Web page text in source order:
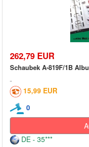
262,79 EUR
Schaubek A-819F/1B
15,99 EUR
0
DE - 35***